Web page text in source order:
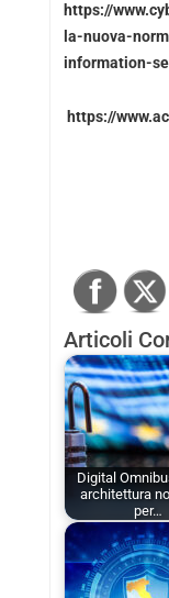
https://
la-nuova-
information-
https://
Articoli
Digital
architettura
per…